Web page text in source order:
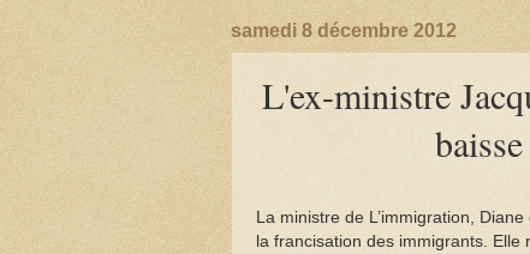
samedi 8 décembre 2012
L'ex-ministre
La ministre de L’immigration,
la francisation des immigrants.